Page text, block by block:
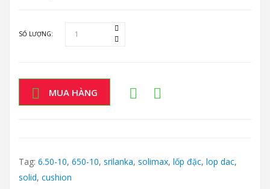
SỐ LƯỢNG:
MUA HÀNG
Tag: 6.50-10, 650-10, srilanka, solimax, lốp đặc, lop dac,
solid, cushion